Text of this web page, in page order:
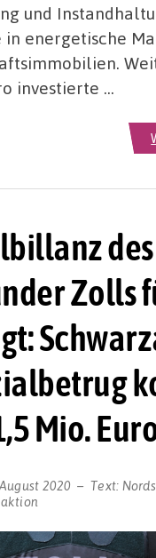
und
in energetische
investierte …
des
Zolls
Mio.
2020 Text: